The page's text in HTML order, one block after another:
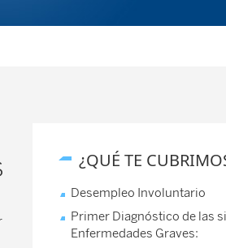
¿QUÉ TE
Desempleo Involuntario
Primer Diagnóstico de las
Enfermedades Graves: